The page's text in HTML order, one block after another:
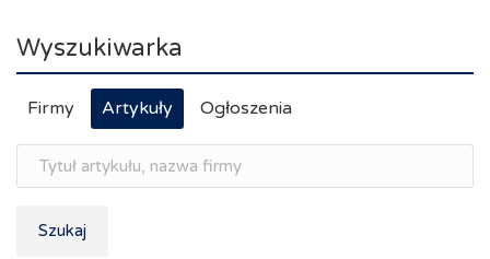
Wyszukiwarka
Firmy Artykuły Ogłoszenia
Szukaj